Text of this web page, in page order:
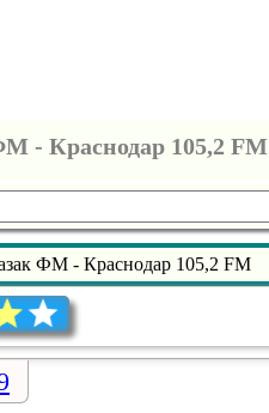
- Краснодар 105,2 FM
ФМ - Краснодар 105,2 FM